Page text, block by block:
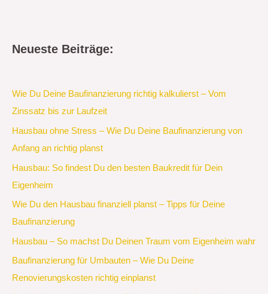
Neueste Beiträge:
Wie Du Deine Baufinanzierung richtig kalkulierst – Vom
Zinssatz bis zur Laufzeit
Hausbau ohne Stress – Wie Du Deine Baufinanzierung von
Anfang an richtig planst
Hausbau: So findest Du den besten Baukredit für Dein
Eigenheim
Wie Du den Hausbau finanziell planst – Tipps für Deine
Baufinanzierung
Hausbau – So machst Du Deinen Traum vom Eigenheim wahr
Baufinanzierung für Umbauten – Wie Du Deine
Renovierungskosten richtig einplanst